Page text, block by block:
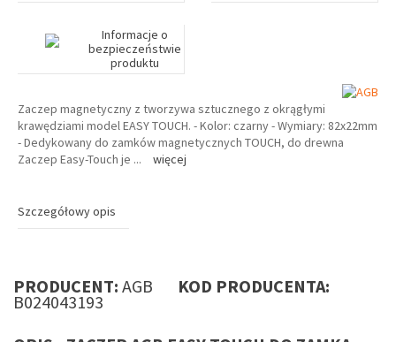
Informacje o
bezpieczeństwie
produktu
Zaczep magnetyczny z tworzywa sztucznego z okrągłymi
krawędziami model EASY TOUCH. - Kolor: czarny - Wymiary: 82x22mm
- Dedykowany do zamków magnetycznych TOUCH, do drewna
Zaczep Easy-Touch je ... więcej
Szczegółowy opis
PRODUCENT: AGB KOD PRODUCENTA:
B024043193